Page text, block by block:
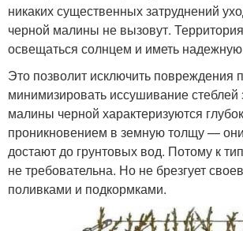
никаких существенных затруднений
черной малины не вызовут.
освещаться солнцем и иметь
Это позволит исключить повреждения
минимизировать иссушивание стеблей
малины черной характеризуются
проникновением в земную толщу —
достают до грунтовых вод. Потому к
не требовательна. Но не брезгует
поливками и подкормками.